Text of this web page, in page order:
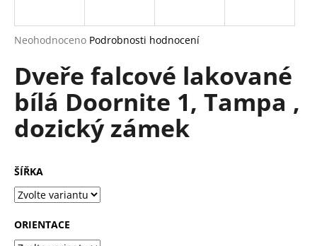
Průměrné
produktu
je
0,0
hvězdiček.
Neohodnoceno Podrobnosti hodnocení
Dveře falcové lakované
bílá Doornite 1, Tampa ,
dozický zámek
ŠÍŘKA
ORIENTACE
j
t
?
D
o